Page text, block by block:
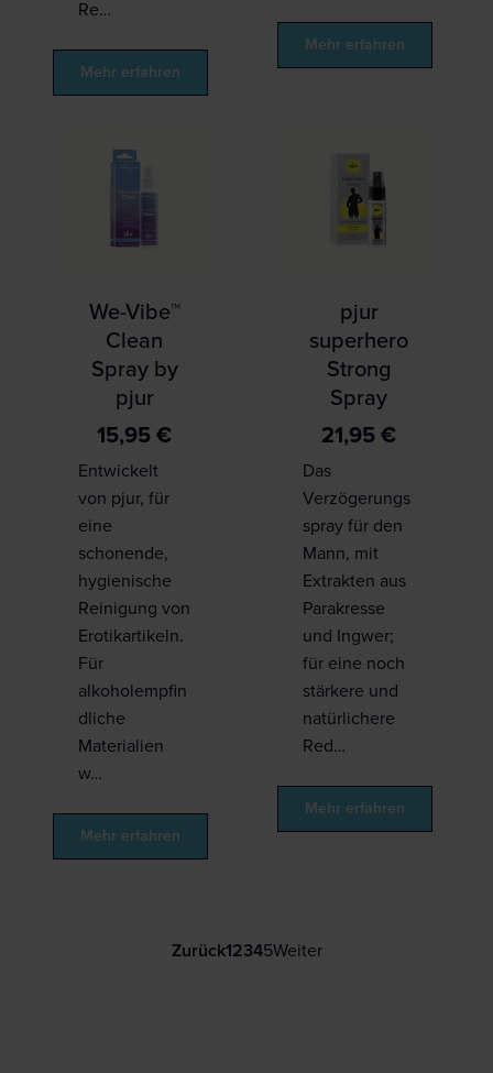
Re…
Mehr erfahren
Mehr erfahren
We-Vibe™
Clean
Spray by
pjur
15,95 €
Entwickelt
von pjur, für
eine
schonende,
hygienische
Reinigung von
Erotikartikeln.
Für
alkoholempfin
dliche
Materialien
w…
Mehr erfahren
pjur
superhero
Strong
Spray
21,95 €
Das
Verzögerungs
spray für den
Mann, mit
Extrakten aus
Parakresse
und Ingwer;
für eine noch
stärkere und
natürlichere
Red…
Mehr erfahren
Zurück1 2345Weiter